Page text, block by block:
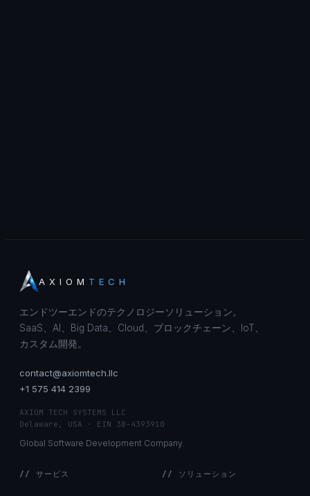
AXIOM TECH
エンドツーエンドのテクノロジーソリューション。
SaaS、AI、Big Data、Cloud、ブロックチェーン、IoT、
カスタム開発。
contact@axiomtech.llc
+1 575 414 2399
AXIOM TECH SYSTEMS LLC
Delaware, USA · EIN 38-4393910
Global Software Development Company.
// サービス // ソリューション